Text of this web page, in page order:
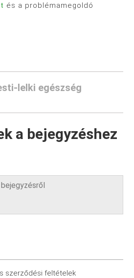
és a problémamegoldó
lelki egészség
a bejegyzéshez
szerződési feltételek